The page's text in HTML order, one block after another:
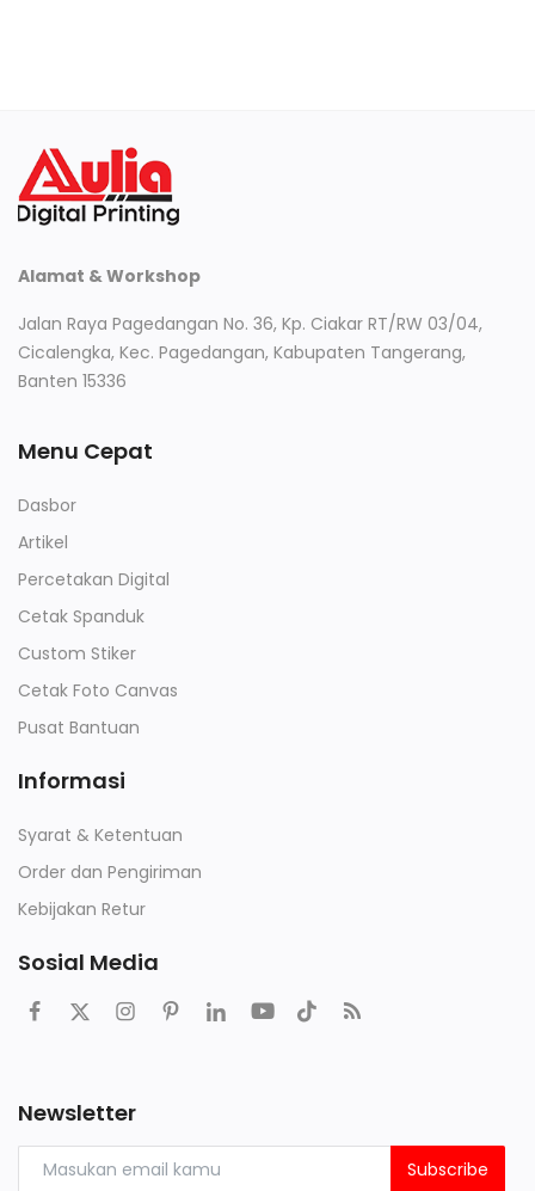
Alamat & Workshop
Jalan Raya Pagedangan No. 36, Kp. Ciakar RT/RW 03/04,
Cicalengka, Kec. Pagedangan, Kabupaten Tangerang,
Banten 15336
Menu Cepat
Dasbor
Artikel
Percetakan Digital
Cetak Spanduk
Custom Stiker
Cetak Foto Canvas
Pusat Bantuan
Informasi
Syarat & Ketentuan
Order dan Pengiriman
Kebijakan Retur
Sosial Media
Newsletter
Subscribe